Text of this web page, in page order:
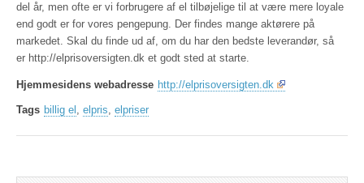
del år, men ofte er vi forbrugere af el tilbøjelige til at være mere loyale
end godt er for vores pengepung. Der findes mange aktørere på
markedet. Skal du finde ud af, om du har den bedste leverandør, så
er http://elprisoversigten.dk et godt sted at starte.
Hjemmesidens webadresse http://elprisoversigten.dk
Tags billig el , elpris, elpriser